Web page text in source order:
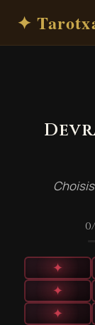
✦
0
✦
✦
✦